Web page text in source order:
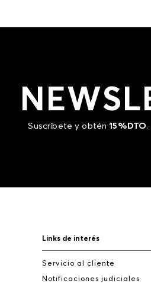
Suscríbete y obtén15%DTO.
Links de interés
Servicio al cliente
Notificaciones judiciales